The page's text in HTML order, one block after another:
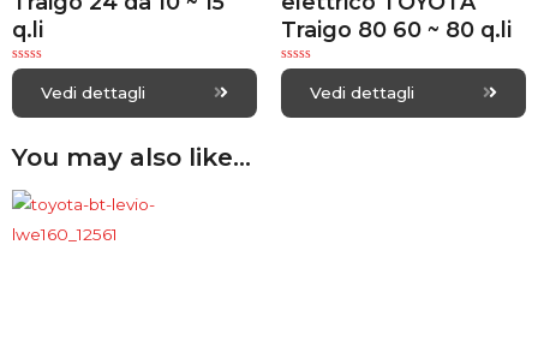
q.li
R
e
o
u
o
f
Vedi dettagli
Traigo 80 60 ~ 80 q.li
R
e
Vedi dettagli
You may also like…